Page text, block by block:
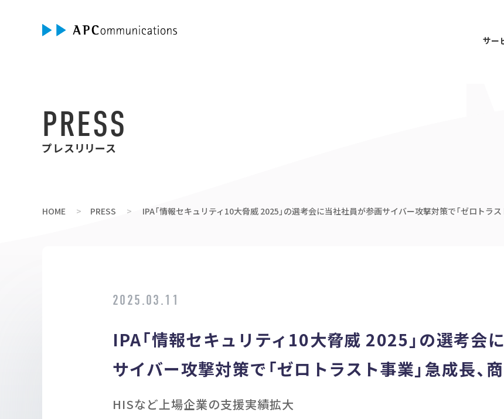
サー
PRESS
プレスリリース
HOME PRESS IPA「情報セキュリティ10大脅威 2025」の選考会に当社社員が参画サイバー攻撃対策で「ゼロトラス
2025.03.11
IPA「情報セキュリティ10大脅威 2025」の選考会
サイバー攻撃対策で「ゼロトラスト事業」急成長、
HISなど上場企業の支援実績拡大